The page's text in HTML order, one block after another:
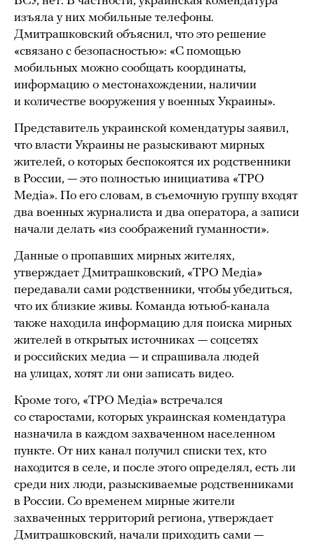
изъяла у них мобильные телефоны.
Дмитрашковский объяснил, что это решение
«связано с безопасностью»: «С помощью
мобильных можно сообщать координаты,
информацию о местонахождении, наличии
и количестве вооружения у военных Украины».
Представитель украинской комендатуры заявил,
что власти Украины не разыскивают мирных
жителей, о которых беспокоятся их родственники
в России, — это полностью инициатива «ТРО
Медіа». По его словам, в съемочную группу входят
два военных журналиста и два оператора, а записи
начали делать «из соображений гуманности».
Данные о пропавших мирных жителях,
утверждает Дмитрашковский, «ТРО Медіа»
передавали сами родственники, чтобы убедиться,
что их близкие живы. Команда ютьюб-канала
также находила информацию для поиска мирных
жителей в открытых источниках — соцсетях
и российских медиа — и спрашивала людей
на улицах, хотят ли они записать видео.
Кроме того, «ТРО Медіа» встречался
со старостами, которых украинская комендатура
назначила в каждом захваченном населенном
пункте. От них канал получил списки тех, кто
находится в селе, и после этого определял, есть ли
среди них люди, разыскиваемые родственниками
в России. Со временем мирные жители
захваченных территорий региона, утверждает
Дмитрашковский, начали приходить сами —